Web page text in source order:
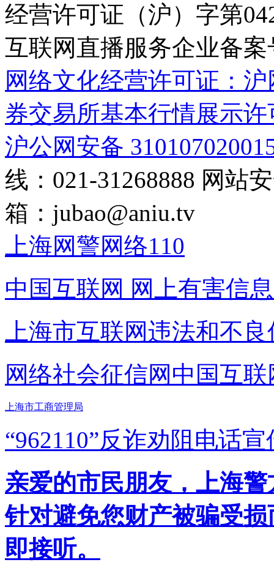
经营许可证（沪）字第
互联网直播服务企业备案
网络文化经营许可证：
券交易所基本行情展示许
沪公网安备
线：021-31268888 网站
箱： jubao@aniu.tv
上海网警网络110
中国互联网 网上有害信
上海市互联网违法和不
网络社会征信网 中国互
上海市工商管理局
“962110”反诈劝阻电话宣
亲爱的市民朋友，上海
针对避免您财产被骗受
即接听。